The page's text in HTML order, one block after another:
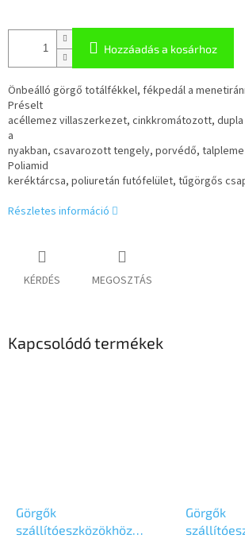
Hozzáadás a kosárhoz
Önbeálló görgő totálfékkel, fékpedál a
Préselt
acéllemez villaszerkezet, cinkkromátozott,
a
nyakban, csavarozott tengely, porvédő,
Poliamid
keréktárcsa, poliuretán futófelület, tűgörgős
Részletes információ
KÉRDÉS MEGOSZTÁS
Kapcsolódó termékek
Görgők
szállítóeszközökhöz
Görgők